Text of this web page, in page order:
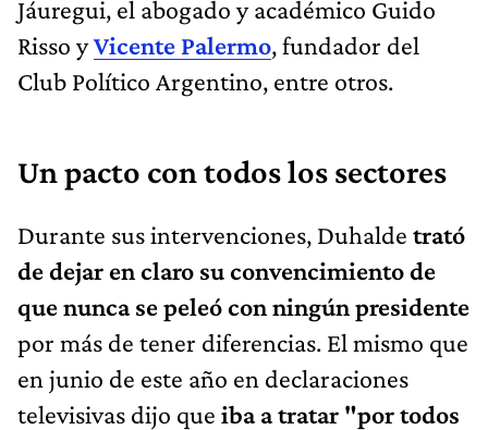
Jáuregui, el abogado y académico Guido
Risso yVicente Palermo, fundador del
Club Político Argentino, entre otros.
Un pacto con todos los sectores
Durante sus intervenciones, Duhalde trató
de dejar en claro su convencimiento de
que nunca se peleó con ningún presidente
por más de tener diferencias. El mismo que
en junio de este año en declaraciones
televisivas dijo que iba a tratar "por todos